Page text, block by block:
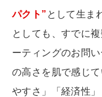
パクト” として生ま
としても、すでに
ーティングのお問
の高さを肌で感じ
やすさ」「経済性